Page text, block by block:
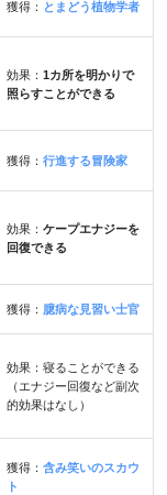
獲得： とまどう植物学者
効果： 1カ所を明かりで
照らすことができる
獲得： 行進する冒険家
効果： ケープエナジーを
回復できる
獲得： 臆病な見習い士官
効果：寝ることができる
（エナジー回復など副次
的効果はなし）
獲得： 含み笑いのスカウ
ト